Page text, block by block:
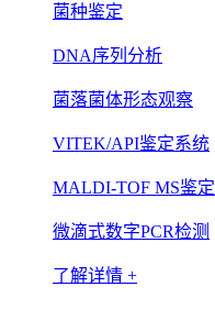
菌种鉴定
DNA序列分析
菌落菌体形态观察
VITEK/API鉴定系统
MALDI-TOF MS鉴定
微滴式数字PCR检测
了解详情 +